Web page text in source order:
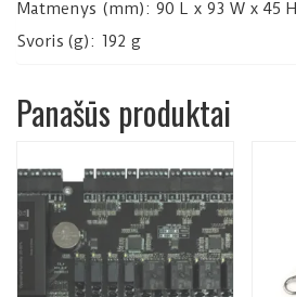
Matmenys (mm): 90 L x 93 W x 45 H
Svoris (g): 192 g
Panašūs produktai